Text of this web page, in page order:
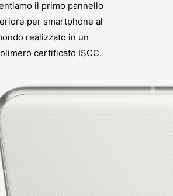
il primo pannello
per smartphone al
realizzato in un
certificato ISCC.